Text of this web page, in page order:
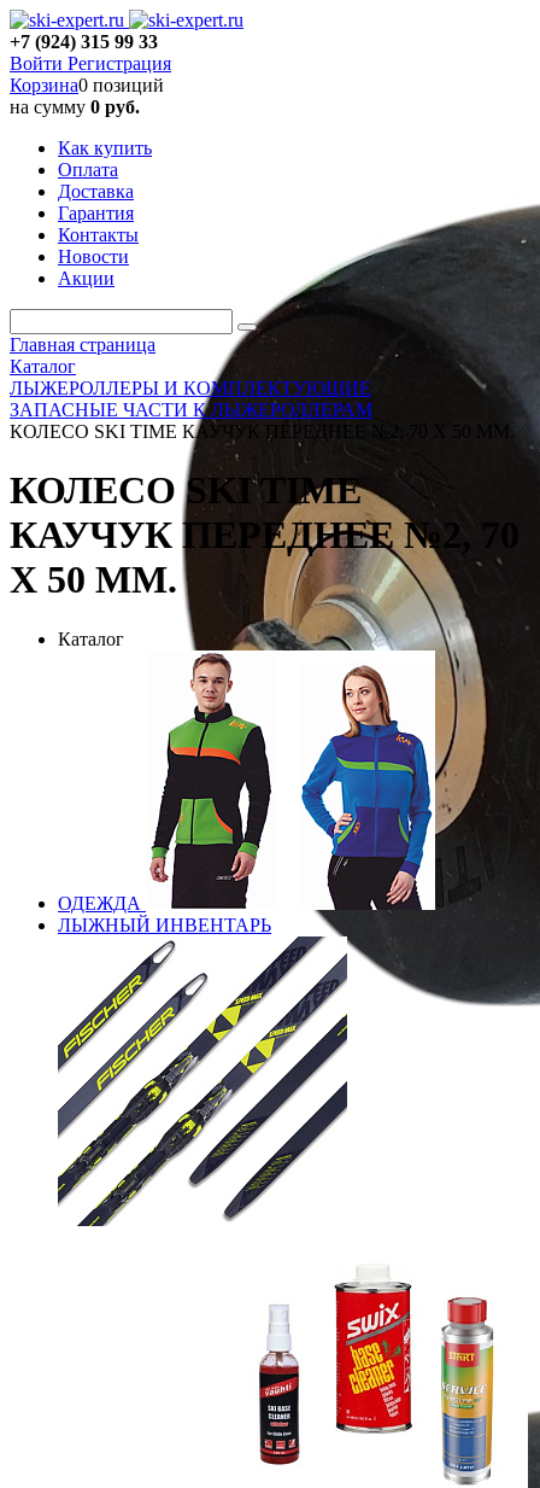
+7 (924) 315 99 33
Войти Регистрация
Корзина0 позиций
на сумму 0 руб.
Как купить
Оплата
Доставка
Гарантия
Контакты
Новости
Акции
Главная страница
Каталог
ЛЫЖЕРОЛЛЕРЫ И КОМПЛЕКТУЮЩИЕ
ЗАПАСНЫЕ ЧАСТИ К ЛЫЖЕРОЛЛЕРАМ
КОЛЕСО SKI TIME КАУЧУК ПЕРЕДНЕЕ №2, 70 Х 50 ММ.
КОЛЕСО SKI TIME
КАУЧУК ПЕРЕДНЕЕ №2, 70
Х 50 ММ.
Каталог
ОДЕЖДА
ЛЫЖНЫЙ ИНВЕНТАРЬ